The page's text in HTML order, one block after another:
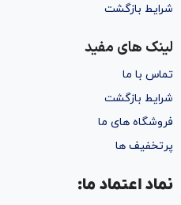
شرایط بازگشت
لینک های مفید
تماس با ما
شرایط بازگشت
فروشگاه های ما
پرتخفیف ها
نماد اعتماد ما: